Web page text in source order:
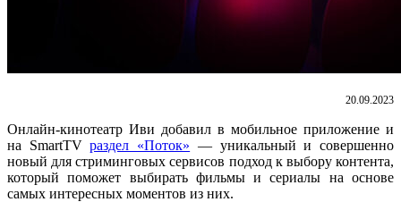
20.09.2023
Онлайн-кинотеатр Иви добавил в мобильное приложение и
на SmartTVраздел «Поток» — уникальный и совершенно
новый для стриминговых сервисов подход к выбору контента,
который поможет выбирать фильмы и сериалы на основе
самых интересных моментов из них.